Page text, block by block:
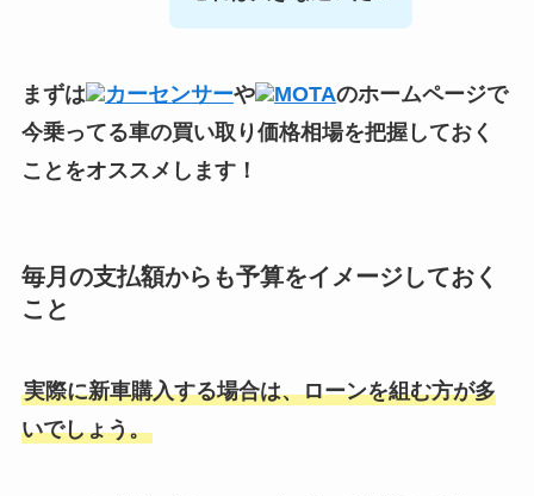
まずは カーセンサーや MOTAのホームページで
今乗ってる車の買い取り価格相場を把握しておく
ことをオススメします！
毎月の支払額からも予算をイメージしておく
こと
実際に新車購入する場合は、ローンを組む方が多
いでしょう。